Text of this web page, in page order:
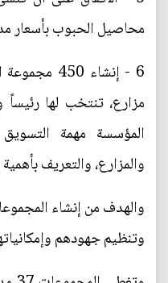
محاصيل الحبوب بأسعار
المؤسسة مهمة
والمزارع، والتعريف
والهدف من إنشاء
وتنظيم جهودهم